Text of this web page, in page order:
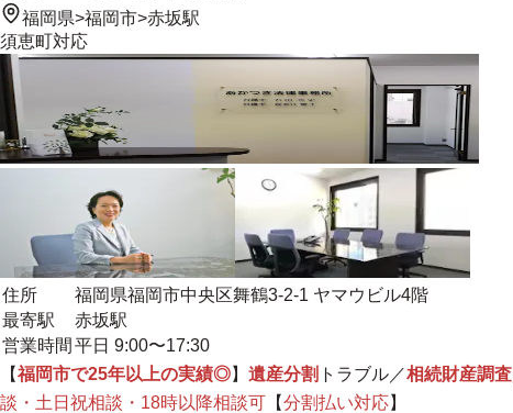
福岡県>福岡市>赤坂駅
須恵町対応
住所
福岡県福岡市中央区舞鶴3-2-1 ヤマウビル4階
最寄駅
赤坂駅
営業時間 平日 9:00〜17:30
【福岡市で25年以上の実績◎】 遺産分割 トラブル／相続財産調査
談・土日祝相談・18時以降相談可 【分割払い対応】